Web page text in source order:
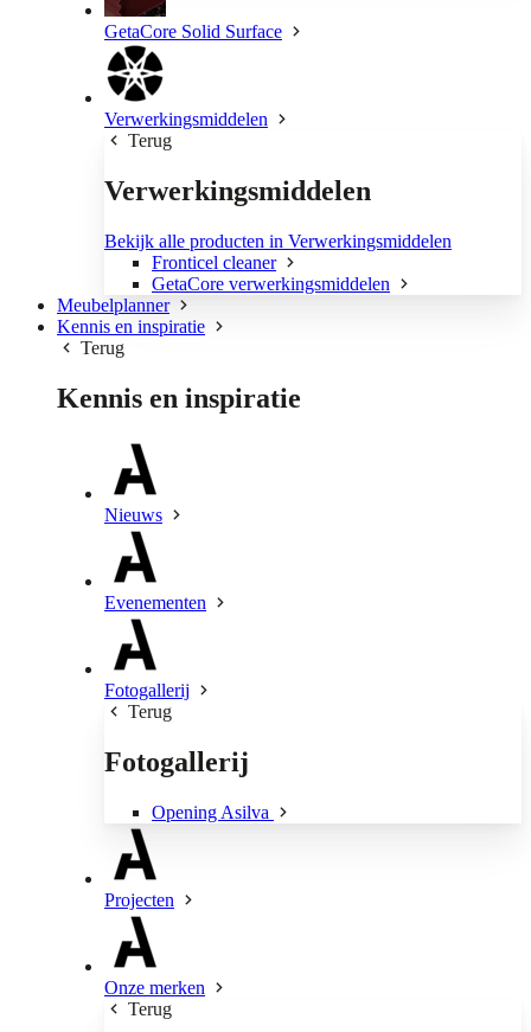
GetaCore Solid Surface
Verwerkingsmiddelen
Terug
Verwerkingsmiddelen
Bekijk alle producten in Verwerkingsmiddelen
Fronticel cleaner
GetaCore verwerkingsmiddelen
Meubelplanner
Kennis en inspiratie
Terug
Kennis en inspiratie
Nieuws
Evenementen
Fotogallerij
Terug
Fotogallerij
Opening Asilva
Projecten
Onze merken
Terug